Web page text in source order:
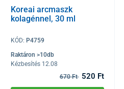
Koreai arcmaszk
kolagénnel, 30 ml
KÓD: P4759
Raktáron >10db
Kézbesítés 12.08
670 Ft 520 Ft